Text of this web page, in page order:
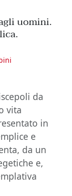
uomini.
da
vita
in
e
da un
e,